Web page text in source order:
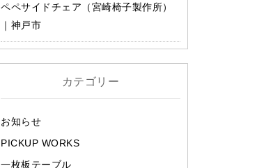
ペペサイドチェア（宮崎椅子製作所）
｜神戸市
カテゴリー
お知らせ
PICKUP WORKS
一枚板テーブル